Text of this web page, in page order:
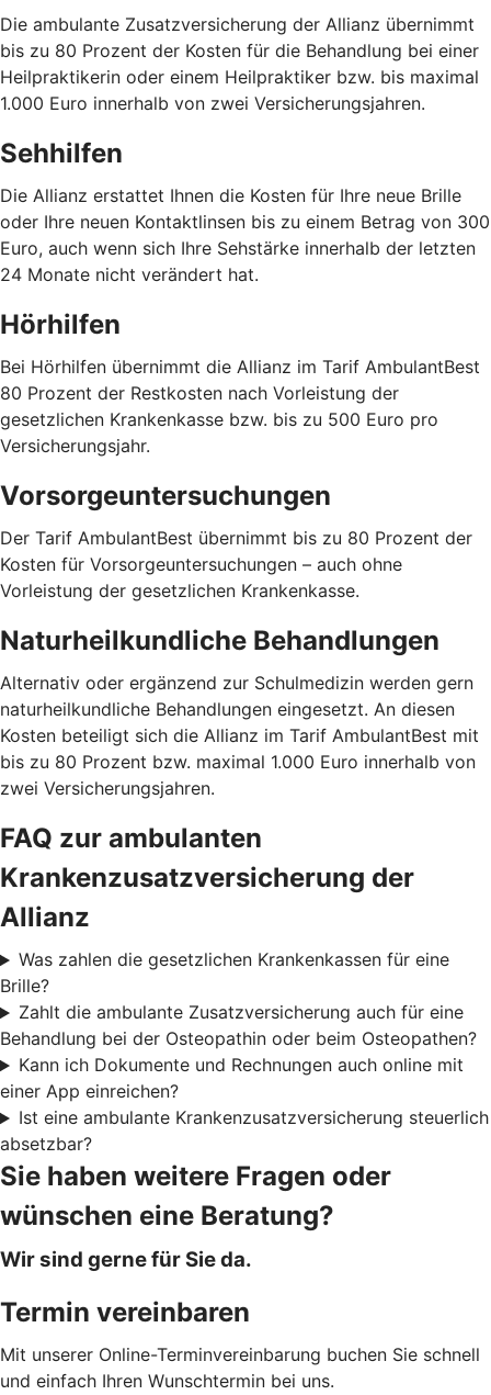
Die ambulante Zusatzversicherung der Allianz übernimmt
bis zu 80 Prozent der Kosten für die Behandlung bei einer
Heilpraktikerin oder einem Heilpraktiker bzw. bis maximal
1.000 Euro innerhalb von zwei Versicherungsjahren.
Sehhilfen
Die Allianz erstattet Ihnen die Kosten für Ihre neue Brille
oder Ihre neuen Kontaktlinsen bis zu einem Betrag von 300
Euro, auch wenn sich Ihre Sehstärke innerhalb der letzten
24 Monate nicht verändert hat.
Hörhilfen
Bei Hörhilfen übernimmt die Allianz im Tarif AmbulantBest
80 Prozent der Restkosten nach Vorleistung der
gesetzlichen Krankenkasse bzw. bis zu 500 Euro pro
Versicherungsjahr.
Vorsorgeuntersuchungen
Der Tarif AmbulantBest übernimmt bis zu 80 Prozent der
Kosten für Vorsorgeuntersuchungen – auch ohne
Vorleistung der gesetzlichen Krankenkasse.
Naturheilkundliche Behandlungen
Alternativ oder ergänzend zur Schulmedizin werden gern
naturheilkundliche Behandlungen eingesetzt. An diesen
Kosten beteiligt sich die Allianz im Tarif AmbulantBest mit
bis zu 80 Prozent bzw. maximal 1.000 Euro innerhalb von
zwei Versicherungsjahren.
FAQ zur ambulanten
Krankenzusatzversicherung der
Allianz
Was zahlen die gesetzlichen Krankenkassen für eine
Brille?
Zahlt die ambulante Zusatzversicherung auch für eine
Behandlung bei der Osteopathin oder beim Osteopathen?
Kann ich Dokumente und Rechnungen auch online mit
einer App einreichen?
Ist eine ambulante Krankenzusatzversicherung steuerlich
absetzbar?
Sie haben weitere Fragen oder
wünschen eine Beratung?
Wir sind gerne für Sie da.
Termin vereinbaren
Mit unserer Online-Terminvereinbarung buchen Sie schnell
und einfach Ihren Wunschtermin bei uns.